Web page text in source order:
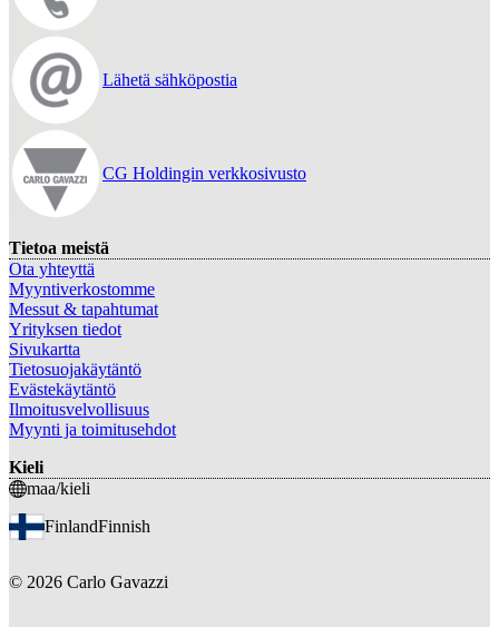
Lähetä sähköpostia
CG Holdingin verkkosivusto
Tietoa meistä
Ota yhteyttä
Myyntiverkostomme
Messut & tapahtumat
Yrityksen tiedot
Sivukartta
Tietosuojakäytäntö
Evästekäytäntö
Ilmoitusvelvollisuus
Myynti ja toimitusehdot
Kieli
maa/kieli
FinlandFinnish
© 2026 Carlo Gavazzi